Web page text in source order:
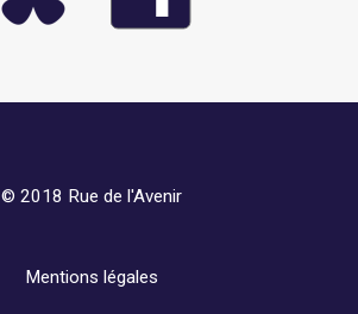
© 2018 Rue de l'Avenir
Mentions légales